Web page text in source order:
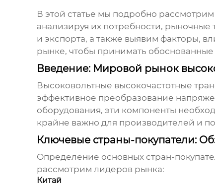
В этой статье мы подробно
анализируя их потребности,
и экспорта, а также выявим факторы,
рынке, чтобы принимать
Введение: Мировой рынок
Высоковольтные высокочастотные
эффективное преобразование
оборудования, эти компоненты
крайне важно для производителей и
Ключевые страны-покупатели:
Определение основных стран-
рассмотрим лидеров рынка:
Китай